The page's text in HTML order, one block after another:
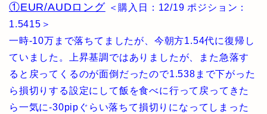
①EUR/AUDロング ＜購入日：12/19 ポジション：
1.5415＞
一時-10万まで落ちてましたが、今朝方1.54代に復帰し
ていました。上昇基調ではありましたが、また急落す
ると戻ってくるのが面倒だったので1.538まで下がった
ら損切りする設定にして飯を食べに行って戻ってきた
ら一気に-30pipぐらい落ちて損切りになってしまった